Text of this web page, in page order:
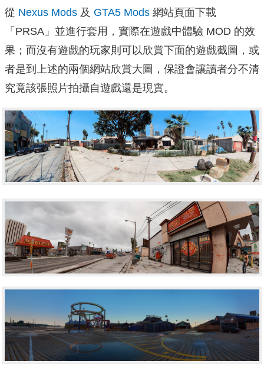
從 Nexus Mods 及 GTA5 Mods 網站頁面下載
「PRSA」並進行套用，實際在遊戲中體驗 MOD 的效
果；而沒有遊戲的玩家則可以欣賞下面的遊戲截圖，或
者是到上述的兩個網站欣賞大圖，保證會讓讀者分不清
究竟該張照片拍攝自遊戲還是現實。